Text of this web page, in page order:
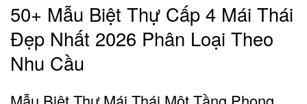
50+ Mẫu Biệt Thự Cấp 4 Mái Thái
Đẹp Nhất 2026 Phân Loại Theo
Nhu Cầu